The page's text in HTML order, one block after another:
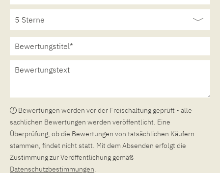
Bewertungen werden vor der Freischaltung geprüft - alle
sachlichen Bewertungen werden veröffentlicht. Eine
Überprüfung, ob die Bewertungen von tatsächlichen Käufern
stammen, findet nicht statt. Mit dem Absenden erfolgt die
Zustimmung zur Veröffentlichung gemäß
Datenschutzbestimmungen.